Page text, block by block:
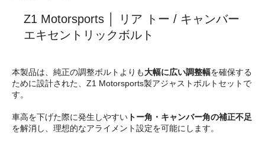
Z1 Motorsports │ リア トー / キャンバー
エキセントリックボルト
本製品は、純正の調整ボルトよりも大幅に広い調整幅を確保する
ために設計された、Z1 Motorsports製アジャストボルトセットで
す。
車高を下げた際に発生しやすい トー角・キャンバー角の補正不足
を解消し、理想的なアライメント設定を可能にします。